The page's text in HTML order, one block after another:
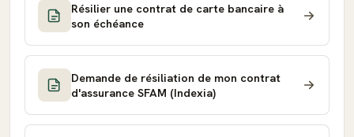
Résilier une contrat de carte bancaire à
son échéance
Demande de résiliation de mon contrat
d'assurance SFAM (Indexia)